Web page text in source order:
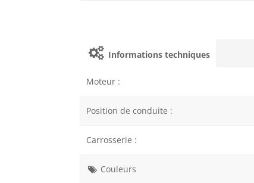
Informations techniques
Moteur :
Position de conduite :
Carrosserie :
Couleurs